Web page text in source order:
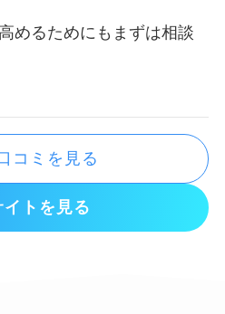
めるためにもまずは相談
コミを見る
トを見る